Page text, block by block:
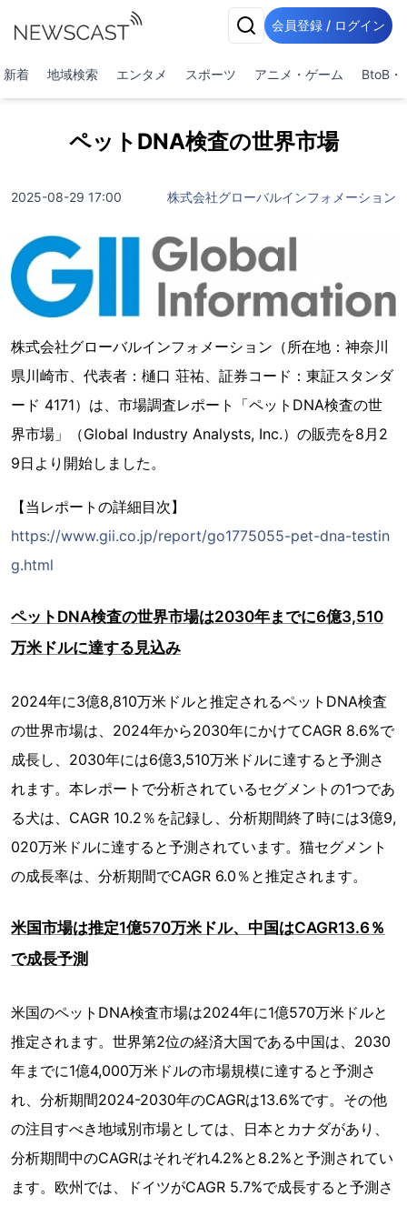
会員登録 / ログイン
新着 地域検索 エンタメ スポーツ アニメ・ゲーム BtoB・
ペットDNA検査の世界市場
2025-08-29 17:00 株式会社グローバルインフォメーション
株式会社グローバルインフォメーション（所在地：神奈川
県川崎市、代表者：樋口 荘祐、証券コード：東証スタンダ
ード 4171）は、市場調査レポート「ペットDNA検査の世
界市場」（Global Industry Analysts, Inc.）の販売を8月2
9日より開始しました。
【当レポートの詳細目次】
https://www.gii.co.jp/report/go1775055-pet-dna-testin
g.html
ペットDNA検査の世界市場は2030年までに6億3,510
万米ドルに達する見込み
2024年に3億8,810万米ドルと推定されるペットDNA検査
の世界市場は、2024年から2030年にかけてCAGR 8.6%で
成長し、2030年には6億3,510万米ドルに達すると予測さ
れます。本レポートで分析されているセグメントの1つであ
る犬は、CAGR 10.2％を記録し、分析期間終了時には3億9,
020万米ドルに達すると予測されています。猫セグメント
の成長率は、分析期間でCAGR 6.0％と推定されます。
米国市場は推定1億570万米ドル、中国はCAGR13.6％
で成長予測
米国のペットDNA検査市場は2024年に1億570万米ドルと
推定されます。世界第2位の経済大国である中国は、2030
年までに1億4,000万米ドルの市場規模に達すると予測さ
れ、分析期間2024-2030年のCAGRは13.6%です。その他
の注目すべき地域別市場としては、日本とカナダがあり、
分析期間中のCAGRはそれぞれ4.2%と8.2%と予測されてい
ます。欧州では、ドイツがCAGR 5.7%で成長すると予測さ